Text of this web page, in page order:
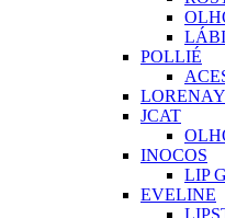
POLLIÉ
LORENAY
JCAT
INOCOS
LIP
EVELINE